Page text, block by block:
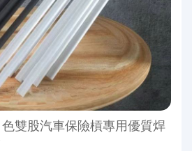
雙股汽車保險槓專用優質焊